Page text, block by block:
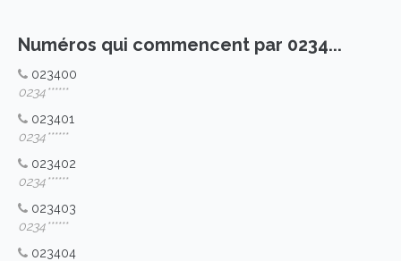
Numéros qui commencent par 0234...
023400
0234******
023401
0234******
023402
0234******
023403
0234******
023404